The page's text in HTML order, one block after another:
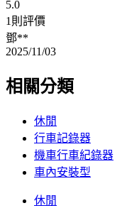
5.0
1則評價
鄧**
2025/11/03
相關分類
休閒
行車記錄器
機車行車紀錄器
車內安裝型
休閒